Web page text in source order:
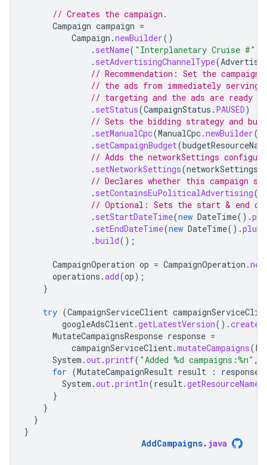
// Creates the campaign.
Campaign campaign =
Campaign .newBuilder()
. setName( "Interplanetary Cruise #"
. setAdvertisingChannelType(
// Recommendation: Set the
// the ads from immediately serving.
// targeting and the ads are ready
. setStatus(CampaignStatus . PAUSED)
// Sets the bidding strategy and
. setManualCpc(ManualCpc.newBuilder
. setCampaignBudget(
// Adds the networkSettings
. setNetworkSettings(networkSettings
// Declares whether this campaign
. setContainsEuPoliticalAdvertising(
// Optional: Sets the start & end
. setStartDateTime(new DateTime().
. setEndDateTime(new DateTime().
.build();
CampaignOperation op = CampaignOperation .
operations .add(op);
}
try (CampaignServiceClient
googleAdsClient.getLatestVersion().
MutateCampaignsResponse response =
campaignServiceClient.mutateCampaigns(
System .out.printf( "Added %d campaigns:%n" ,
for (MutateCampaignResult result : response
System .out.println(result.getResourceName
}
}
}
}
AddCampaigns. java